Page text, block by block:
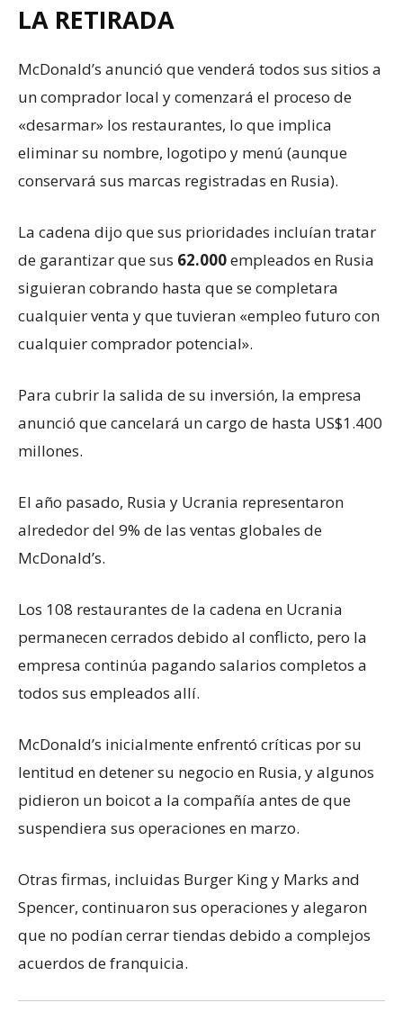
LA RETIRADA
McDonald’s anunció que venderá todos sus sitios a
un comprador local y comenzará el proceso de
«desarmar» los restaurantes, lo que implica
eliminar su nombre, logotipo y menú (aunque
conservará sus marcas registradas en Rusia).
La cadena dijo que sus prioridades incluían tratar
de garantizar que sus 62.000empleados en Rusia
siguieran cobrando hasta que se completara
cualquier venta y que tuvieran «empleo futuro con
cualquier comprador potencial».
Para cubrir la salida de su inversión, la empresa
anunció que cancelará un cargo de hasta US$1.400
millones.
El año pasado, Rusia y Ucrania representaron
alrededor del 9% de las ventas globales de
McDonald’s.
Los 108 restaurantes de la cadena en Ucrania
permanecen cerrados debido al conflicto, pero la
empresa continúa pagando salarios completos a
todos sus empleados allí.
McDonald’s inicialmente enfrentó críticas por su
lentitud en detener su negocio en Rusia, y algunos
pidieron un boicot a la compañía antes de que
suspendiera sus operaciones en marzo.
Otras firmas, incluidas Burger King y Marks and
Spencer, continuaron sus operaciones y alegaron
que no podían cerrar tiendas debido a complejos
acuerdos de franquicia.